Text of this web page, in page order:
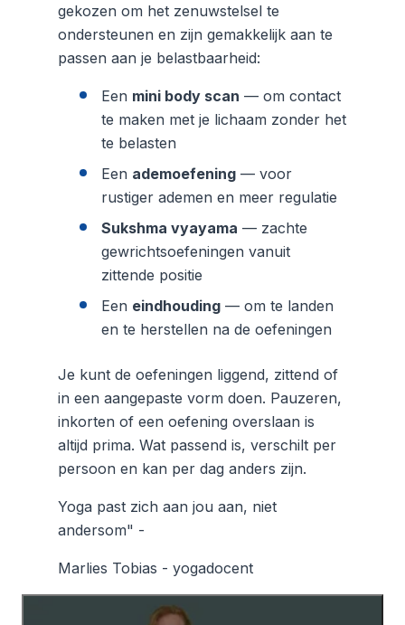
gekozen om het zenuwstelsel te
ondersteunen en zijn gemakkelijk aan te
passen aan je belastbaarheid:
Een mini body scan — om contact
te maken met je lichaam zonder het
te belasten
Een ademoefening — voor
rustiger ademen en meer regulatie
Sukshma vyayama — zachte
gewrichtsoefeningen vanuit
zittende positie
Een eindhouding — om te landen
en te herstellen na de oefeningen
Je kunt de oefeningen liggend, zittend of
in een aangepaste vorm doen. Pauzeren,
inkorten of een oefening overslaan is
altijd prima. Wat passend is, verschilt per
persoon en kan per dag anders zijn.
Yoga past zich aan jou aan, niet
andersom" -
Marlies Tobias - yogadocent